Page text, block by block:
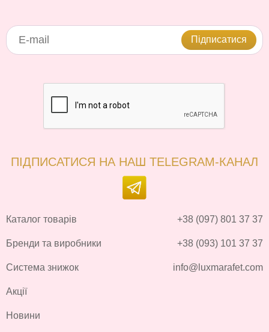
Підписатися
ПІДПИСАТИСЯ НА НАШ TELEGRAM-КАНАЛ
Каталог товарів
Бренди та виробники
Система знижок
Акції
Новини
+38 (097) 801 37 37
+38 (093) 101 37 37
info@luxmarafet.com